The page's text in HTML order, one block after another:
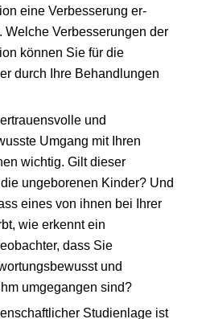
eine Verbesserung er-
Welche Verbesserungen der
können Sie für die
durch Ihre Behandlungen
und
Umgang mit Ihren
wichtig. Gilt dieser
ungeborenen Kinder? Und
eines von ihnen bei Ihrer
wie erkennt ein
dass Sie
und
umgegangen sind?
Studienlage ist